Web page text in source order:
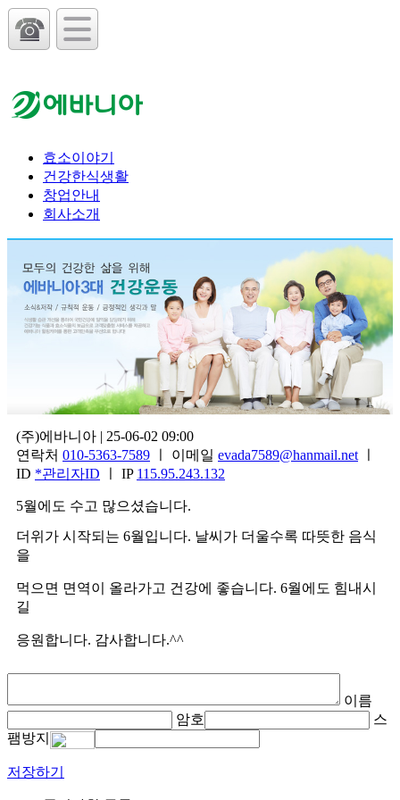
효소이야기
건강한식생활
창업안내
회사소개
(주)에바니아 | 25-06-02 09:00
연락처 010-5363-7589 ㅣ 이메일 evada7589@hanmail.net
ID *관리자ID ㅣ IP 115.95.243.132
5월에도 수고 많으셨습니다.
더위가 시작되는 6월입니다. 날씨가 더울수록 따뜻한 음식
을
먹으면 면역이 올라가고 건강에 좋습니다. 6월에도 힘내시
길
응원합니다. 감사합니다.^^
이름
암호
스
팸방지
저장하기